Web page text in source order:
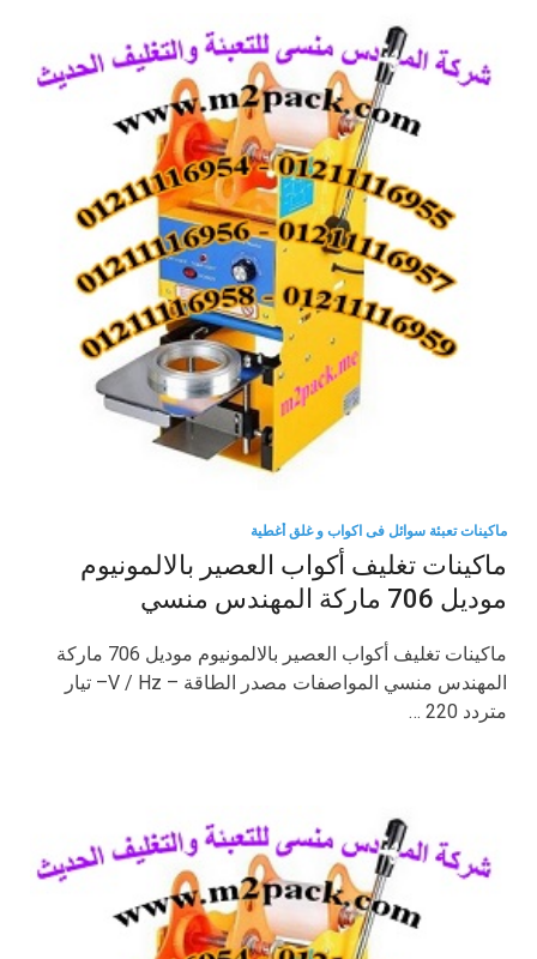
ماكينات تعبئة سوائل فى اكواب و غلق أغطية
ماكينات تغليف أكواب العصير بالالمونيوم
موديل 706 ماركة المهندس منسي
ماكينات تغليف أكواب العصير بالالمونيوم موديل 706 ماركة
المهندس منسي المواصفات مصدر الطاقة – V / Hz– تيار
متردد 220 …